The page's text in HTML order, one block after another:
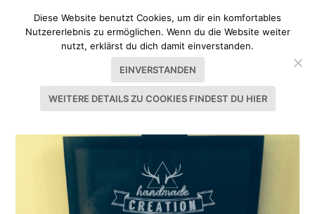
SCHLAGWORT:GESCHENKE
Diese Website benutzt Cookies, um dir ein komfortables
Nutzererlebnis zu ermöglichen. Wenn du die Website weiter
nutzt, erklärst du dich damit einverstanden.
EINVERSTANDEN
WEITERE DETAILS ZU COOKIES FINDEST DU HIER